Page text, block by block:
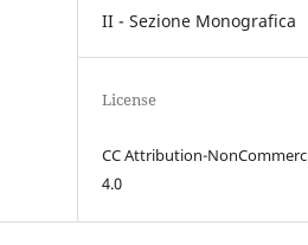
II - Sezione Monografica
License
CC Attribution-
4.0